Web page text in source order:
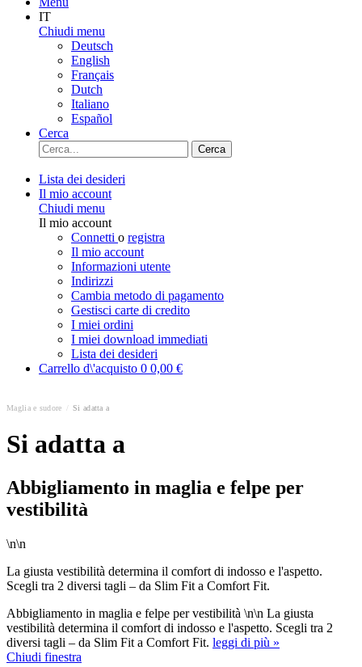
IT
Chiudi menu
Deutsch
English
Français
Dutch
Italiano
Español
Cerca
Cerca
Lista dei desideri
Il mio account
Chiudi menu
Il mio account
Connetti o registra
Il mio account
Informazioni utente
Indirizzi
Cambia metodo di pagamento
Gestisci carte di credito
I miei ordini
I miei download immediati
Lista dei desideri
Carrello d\'acquisto 0 0,00 €
Maglia e sudore Si adatta a
Si adatta a
Abbigliamento in maglia e felpe per
vestibilità
\n\n
La giusta vestibilità determina il comfort di indosso e l'aspetto.
Scegli tra 2 diversi tagli – da Slim Fit a Comfort Fit.
Abbigliamento in maglia e felpe per vestibilità \n\n La giusta
vestibilità determina il comfort di indosso e l'aspetto. Scegli tra 2
diversi tagli – da Slim Fit a Comfort Fit. leggi di più »
Chiudi finestra